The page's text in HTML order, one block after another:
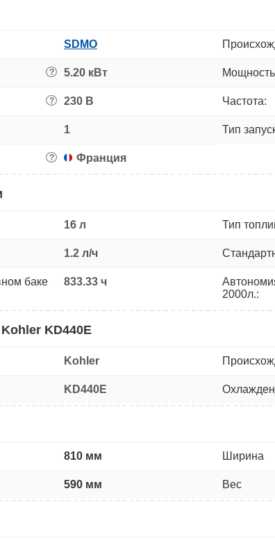
SDMO
? 5.20 кВт
? 230 В Частота:
1 Тип
? Франция
16 л Тип
1.2 л/ч
баке
833.33 ч
2000л.:
KD440E
Kohler
KD440E
810 мм Ширина
590 мм Вес